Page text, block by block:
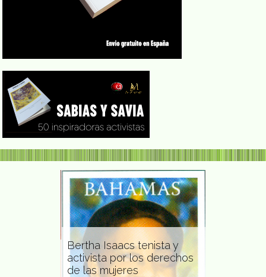
Bertha Isaacs tenista y
activista por los derechos
de las mujeres